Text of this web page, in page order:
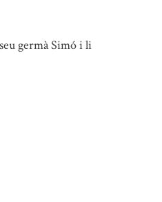
germà Simó i li